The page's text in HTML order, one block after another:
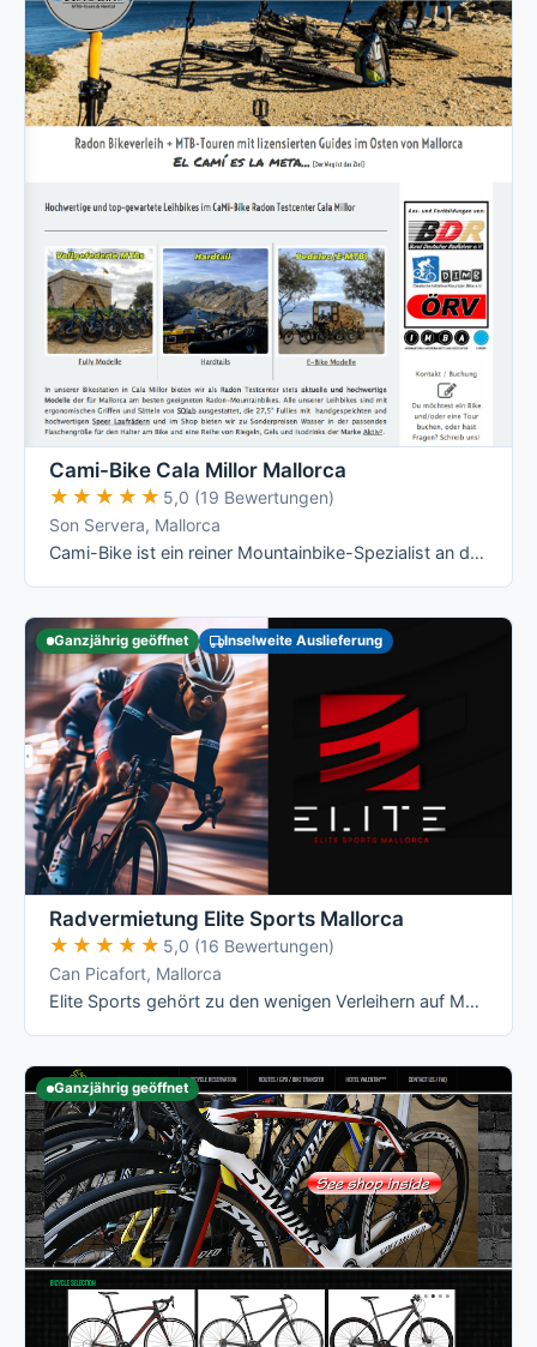
Cami-Bike Cala Millor Mallorca
★★★★★
★★★★★ 5,0 (19 Bewertungen)
Son Servera, Mallorca
Cami-Bike ist ein reiner Mountainbike-Spezialist an der Ostküste: Hardtail, Fully und die jeweiligen E-Varianten von Merida, dazu geführte …
Ganzjährig geöffnet Inselweite Auslieferung
Radvermietung Elite Sports Mallorca
★★★★★
★★★★★ 5,0 (16 Bewertungen)
Can Picafort, Mallorca
Elite Sports gehört zu den wenigen Verleihern auf Mallorca mit echten All-Inclusive-Preisen: Versicherung, Radanpassung, Zubehör und …
Ganzjährig geöffnet